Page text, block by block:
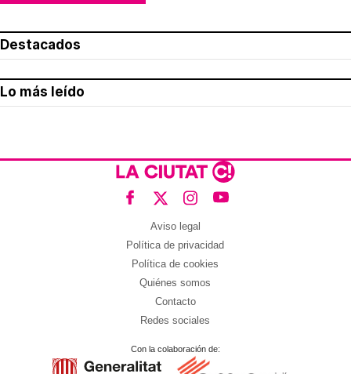
Destacados
Lo más leído
Aviso legal
Política de privacidad
Política de cookies
Quiénes somos
Contacto
Redes sociales
Con la colaboración de: